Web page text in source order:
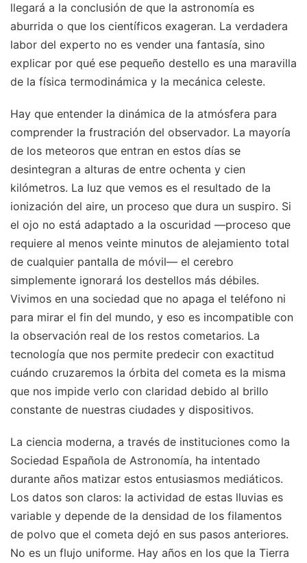
llegará a la conclusión de que la astronomía es
aburrida o que los científicos exageran. La verdadera
labor del experto no es vender una fantasía, sino
explicar por qué ese pequeño destello es una maravilla
de la física termodinámica y la mecánica celeste.
Hay que entender la dinámica de la atmósfera para
comprender la frustración del observador. La mayoría
de los meteoros que entran en estos días se
desintegran a alturas de entre ochenta y cien
kilómetros. La luz que vemos es el resultado de la
ionización del aire, un proceso que dura un suspiro. Si
el ojo no está adaptado a la oscuridad —proceso que
requiere al menos veinte minutos de alejamiento total
de cualquier pantalla de móvil— el cerebro
simplemente ignorará los destellos más débiles.
Vivimos en una sociedad que no apaga el teléfono ni
para mirar el fin del mundo, y eso es incompatible con
la observación real de los restos cometarios. La
tecnología que nos permite predecir con exactitud
cuándo cruzaremos la órbita del cometa es la misma
que nos impide verlo con claridad debido al brillo
constante de nuestras ciudades y dispositivos.
La ciencia moderna, a través de instituciones como la
Sociedad Española de Astronomía, ha intentado
durante años matizar estos entusiasmos mediáticos.
Los datos son claros: la actividad de estas lluvias es
variable y depende de la densidad de los filamentos
de polvo que el cometa dejó en sus pasos anteriores.
No es un flujo uniforme. Hay años en los que la Tierra